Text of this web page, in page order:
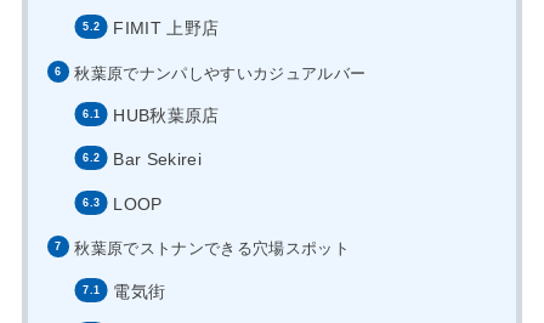
FIMIT 上野店
秋葉原でナンパしやすいカジュアルバー
HUB秋葉原店
Bar Sekirei
LOOP
秋葉原でストナンできる穴場スポット
電気街